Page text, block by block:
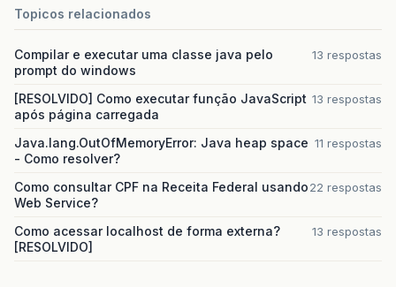
Topicos relacionados
Compilar e executar uma classe java pelo
prompt do windows
13 respostas
[RESOLVIDO] Como executar função JavaScript
após página carregada
13 respostas
Java.lang.OutOfMemoryError: Java heap space
- Como resolver?
11 respostas
Como consultar CPF na Receita Federal usando
Web Service?
22 respostas
Como acessar localhost de forma externa?
[RESOLVIDO]
13 respostas